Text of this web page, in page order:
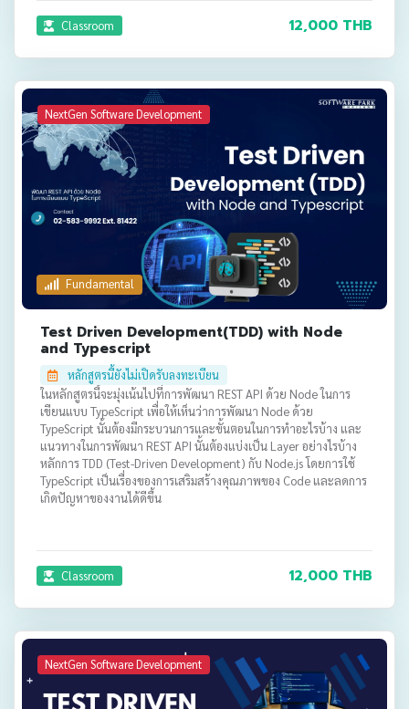
Classroom 12,000 THB
NextGen Software Development
Fundamental
Test Driven Development(TDD) with Node
and Typescript
หลักสูตรนี้ยังไม่เปิดรับลงทะเบียน
ในหลักสูตรนี้จะมุ่งเน้นไปที่การพัฒนา REST API ด้วย Node ในการ
เขียนแบบ TypeScript เพื่อให้เห็นว่าการพัฒนา Node ด้วย
TypeScript นั้นต้องมีกระบวนการและขั้นตอนในการทำอะไรบ้าง และ
แนวทางในการพัฒนา REST API นั้นต้องแบ่งเป็น Layer อย่างไรบ้าง
หลักการ TDD (Test-Driven Development) กับ Node.js โดยการใช้
TypeScript เป็นเรื่องของการเสริมสร้างคุณภาพของ Code และลดการ
เกิดปัญหาของงานได้ดีขึ้น
Classroom 12,000 THB
NextGen Software Development